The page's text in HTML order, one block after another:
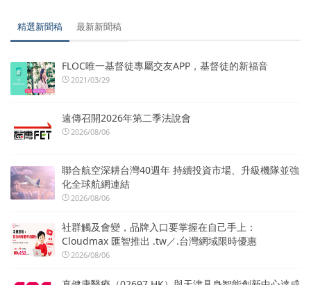
精選新聞稿 最新新聞稿
FLOC唯一基督徒專屬交友APP，基督徒的新福音
2021/03/29
遠傳召開2026年第二季法說會
2026/08/06
聯合航空深耕台灣40週年 持續投資市場、升級機隊並強
化全球航網連結
2026/08/06
社群觸及會變，品牌入口要掌握在自己手上：
Cloudmax 匯智推出 .tw／.台灣網域限時優惠
2026/08/06